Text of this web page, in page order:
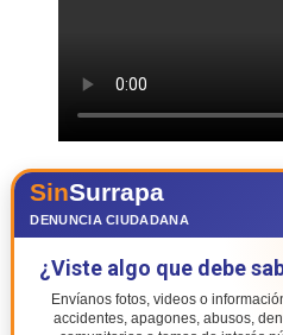
SinSurrapa
DENUNCIA CIUDADANA
¿Viste algo que debe
Envíanos fotos, videos o
accidentes, apagones, abusos,